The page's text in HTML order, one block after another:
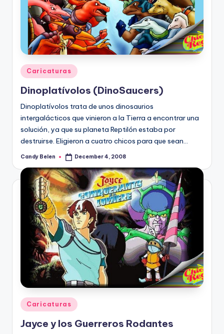
Posted
in
Caricaturas
Dinoplatí­volos (DinoSaucers)
Dinoplatí­volos trata de unos dinosaurios
intergalácticos que vinieron a la Tierra a encontrar una
solución, ya que su planeta Reptilón estaba por
destruirse. Eligieron a cuatro chicos para que sean…
Posted
Candy Belen December 4, 2008
Posted
in
Caricaturas
Jayce y los Guerreros Rodantes